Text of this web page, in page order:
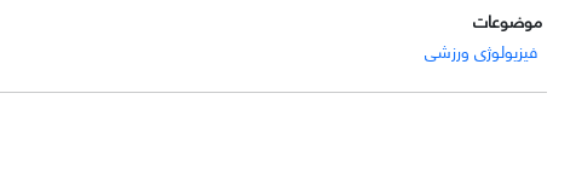
موضوعات
فیزیولوژی ورزشی